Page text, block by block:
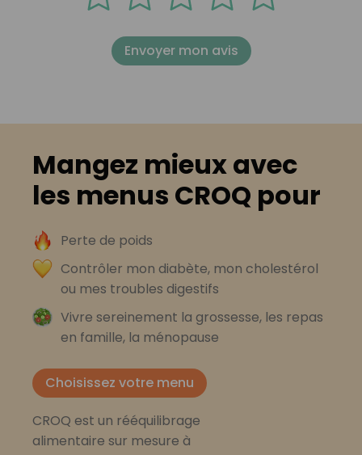
Envoyer mon avis
Mangez mieux avec
les menus CROQ pour
Perte de poids
Contrôler mon diabète, mon cholestérol
ou mes troubles digestifs
Vivre sereinement la grossesse, les repas
en famille, la ménopause
Choisissez votre menu
CROQ est un rééquilibrage
alimentaire sur mesure à